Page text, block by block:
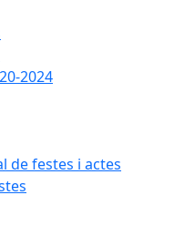
2024
de festes i actes